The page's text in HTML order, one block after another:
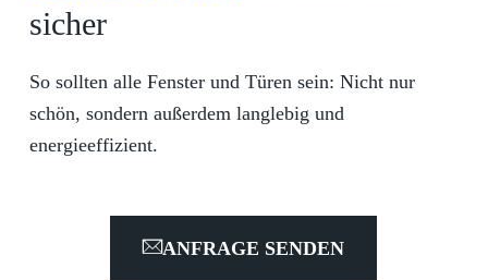
sicher
So sollten alle Fenster und Türen sein: Nicht nur
schön, sondern außerdem langlebig und
energieeffizient.
ANFRAGE SENDEN